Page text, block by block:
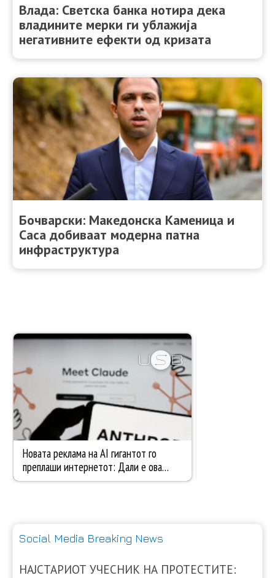
Влада: Светска банка нотира дека
владините мерки ги ублажија
негативните ефекти од кризата
Бочварски: Македонска Каменица и
Саса добиваат модерна патна
инфраструктура
Social Media Breaking News
НАЈСТАРИОТ УЧЕСНИК НА ПРОТЕСТИТЕ: